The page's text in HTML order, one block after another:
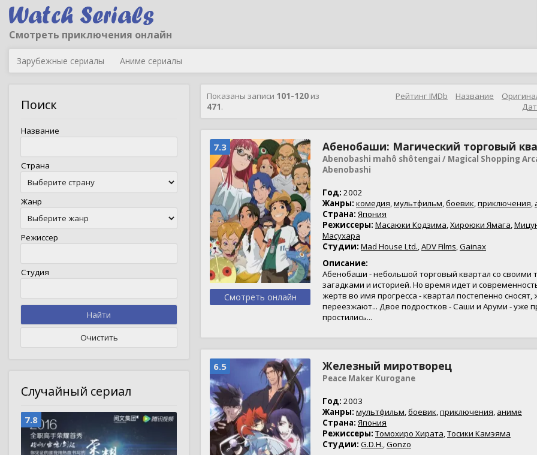
Смотреть приключения онлайн
Зарубежные сериалы Аниме сериалы
Поиск
Название
Страна
Жанр
Режиссер
Студия
Найти
Очистить
Случайный сериал
7.8
Показаны записи 101-120 из
471.
Рейтинг IMDb Название
7.3
Смотреть онлайн
Абенобаши: Магический торговый
Abenobashi mahô shôtengai / Magical Shopping
Abenobashi
Год: 2002
Жанры: комедия,мультфильм,боевик,приключения,
Страна: Япония
Режиссеры: Масаюки Кодзима,Хироюки Ямага,
Масухара
Студии: Mad House Ltd.,ADV Films,Gainax
Описание:
Абенобаши - небольшой торговый квартал со своими
загадками и историей. Но время идет и
жертв во имя прогресса - квартал постепенно сносят,
переезжают... Двое подростков - Саши и Аруми - уже
простились...
6.5 Железный миротворец
Peace Maker Kurogane
Год: 2003
Жанры: мультфильм,боевик,приключения, аниме
Страна: Япония
Режиссеры: Томохиро Хирата,Тосики Камэяма
Студии: G.D.H.,Gonzo